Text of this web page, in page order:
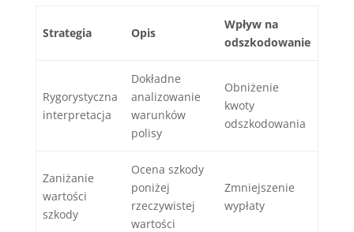
Strategia Opis
Wpływ na
odszkodowanie
Rygorystyczna
interpretacja
Dokładne
analizowanie
warunków
polisy
Obniżenie
kwoty
odszkodowania
Zaniżanie
wartości
szkody
Ocena szkody
poniżej
rzeczywistej
wartości
Zmniejszenie
wypłaty